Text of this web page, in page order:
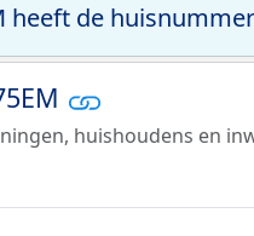
heeft de
huishoudens en